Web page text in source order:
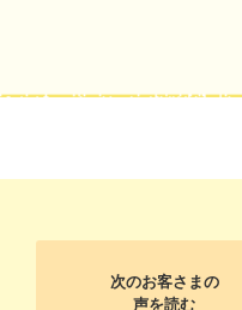
次のお客さまの
声を読む